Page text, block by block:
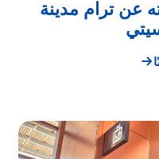
عن ترام مدينة